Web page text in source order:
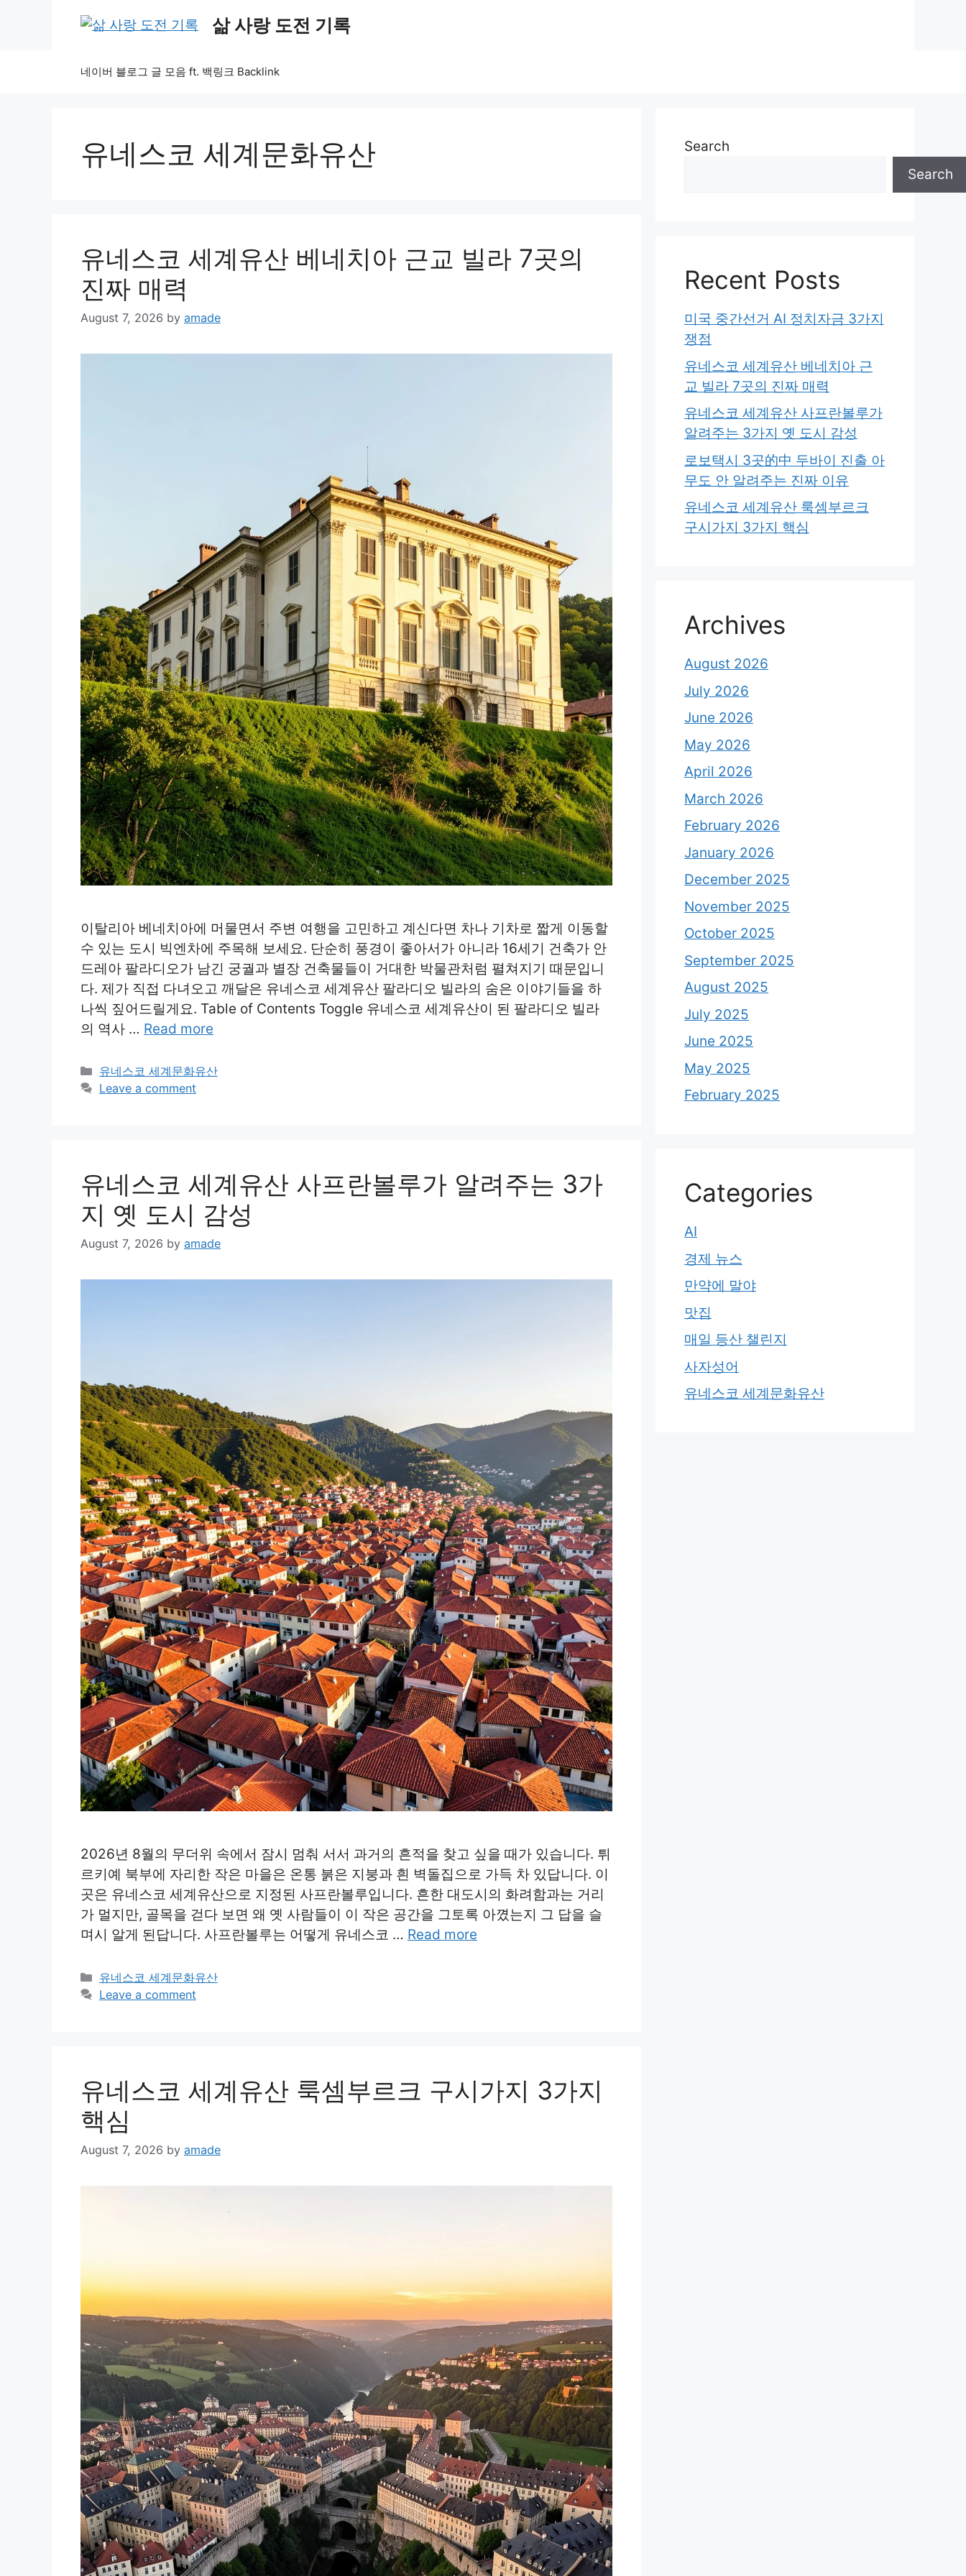
삶 사랑 도전 기록
네이버 블로그 글 모음 ft. 백링크 Backlink
유네스코 세계문화유산
유네스코 세계유산 베네치아 근교 빌라 7곳의
진짜 매력
August 7, 2026 by amade
이탈리아 베네치아에 머물면서 주변 여행을 고민하고 계신다면 차나 기차로 짧게 이동할
수 있는 도시 빅엔차에 주목해 보세요. 단순히 풍경이 좋아서가 아니라 16세기 건축가 안
드레아 팔라디오가 남긴 궁궐과 별장 건축물들이 거대한 박물관처럼 펼쳐지기 때문입니
다. 제가 직접 다녀오고 깨달은 유네스코 세계유산 팔라디오 빌라의 숨은 이야기들을 하
나씩 짚어드릴게요. Table of Contents Toggle 유네스코 세계유산이 된 팔라디오 빌라
의 역사 … Read more
Categories
유네스코 세계문화유산
Leave a comment
유네스코 세계유산 사프란볼루가 알려주는 3가
지 옛 도시 감성
August 7, 2026 by amade
2026년 8월의 무더위 속에서 잠시 멈춰 서서 과거의 흔적을 찾고 싶을 때가 있습니다. 튀
르키예 북부에 자리한 작은 마을은 온통 붉은 지붕과 흰 벽돌집으로 가득 차 있답니다. 이
곳은 유네스코 세계유산으로 지정된 사프란볼루입니다. 흔한 대도시의 화려함과는 거리
가 멀지만, 골목을 걷다 보면 왜 옛 사람들이 이 작은 공간을 그토록 아꼈는지 그 답을 슬
며시 알게 된답니다. 사프란볼루는 어떻게 유네스코 … Read more
Categories
유네스코 세계문화유산
Leave a comment
유네스코 세계유산 룩셈부르크 구시가지 3가지
핵심
August 7, 2026 by amade
Search
Search
Recent Posts
미국 중간선거 AI 정치자금 3가지
쟁점
유네스코 세계유산 베네치아 근
교 빌라 7곳의 진짜 매력
유네스코 세계유산 사프란볼루가
알려주는 3가지 옛 도시 감성
로보택시 3곳的中 두바이 진출 아
무도 안 알려주는 진짜 이유
유네스코 세계유산 룩셈부르크
구시가지 3가지 핵심
Archives
August 2026
July 2026
June 2026
May 2026
April 2026
March 2026
February 2026
January 2026
December 2025
November 2025
October 2025
September 2025
August 2025
July 2025
June 2025
May 2025
February 2025
Categories
AI
경제 뉴스
만약에 말야
맛집
매일 등산 챌린지
사자성어
유네스코 세계문화유산